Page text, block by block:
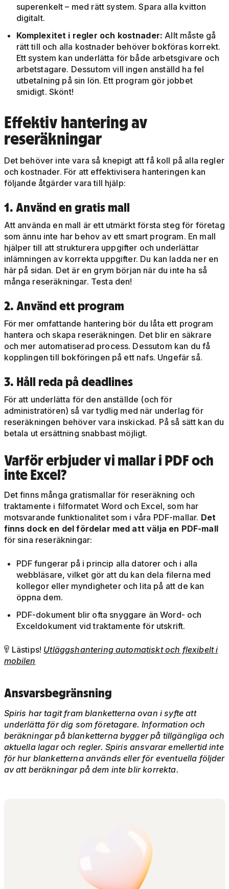
superenkelt – med rätt system. Spara alla kvitton
digitalt.
Komplexitet i regler och kostnader: Allt måste gå
rätt till och alla kostnader behöver bokföras korrekt.
Ett system kan underlätta för både arbetsgivare och
arbetstagare. Dessutom vill ingen anställd ha fel
utbetalning på sin lön. Ett program gör jobbet
smidigt. Skönt!
Effektiv hantering av
reseräkningar
Det behöver inte vara så knepigt att få koll på alla regler
och kostnader. För att effektivisera hanteringen kan
följande åtgärder vara till hjälp:
1. Använd en gratis mall
Att använda en mall är ett utmärkt första steg för företag
som ännu inte har behov av ett smart program. En mall
hjälper till att strukturera uppgifter och underlättar
inlämningen av korrekta uppgifter. Du kan ladda ner en
här på sidan. Det är en grym början när du inte ha så
många reseräkningar. Testa den!
2. Använd ett program
För mer omfattande hantering bör du låta ett program
hantera och skapa reseräkningen. Det blir en säkrare
och mer automatiserad process. Dessutom kan du få
kopplingen till bokföringen på ett nafs. Ungefär så.
3. Håll reda på deadlines
För att underlätta för den anställde (och för
administratören) så var tydlig med när underlag för
reseräkningen behöver vara inskickad. På så sätt kan du
betala ut ersättning snabbast möjligt.
Varför erbjuder vi mallar i PDF och
inte Excel?
Det finns många gratismallar för reseräkning och
traktamente i filformatet Word och Excel, som har
motsvarande funktionalitet som i våra PDF-mallar. Det
finns dock en del fördelar med att välja en PDF-mall
för sina reseräkningar:
PDF fungerar på i princip alla datorer och i alla
webbläsare, vilket gör att du kan dela filerna med
kollegor eller myndigheter och lita på att de kan
öppna dem.
PDF-dokument blir ofta snyggare än Word- och
Exceldokument vid traktamente för utskrift.
 Lästips! Utläggshantering automatiskt och flexibelt i
mobilen
Ansvarsbegränsning
Spiris har tagit fram blanketterna ovan i syfte att
underlätta för dig som företagare. Information och
beräkningar på blanketterna bygger på tillgängliga och
aktuella lagar och regler. Spiris ansvarar emellertid inte
för hur blanketterna används eller för eventuella följder
av att beräkningar på dem inte blir korrekta.